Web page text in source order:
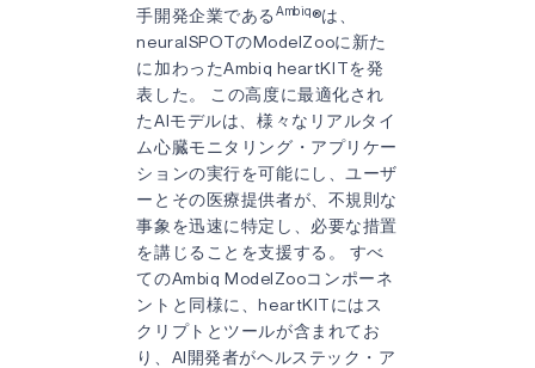
手開発企業である Ambiq®は、
neuralSPOTのModelZooに新た
に加わったAmbiq heartKITを発
表した。 この高度に最適化され
たAIモデルは、様々なリアルタイ
ム心臓モニタリング・アプリケー
ションの実行を可能にし、ユーザ
ーとその医療提供者が、不規則な
事象を迅速に特定し、必要な措置
を講じることを支援する。 すべ
てのAmbiq ModelZooコンポーネ
ントと同様に、heartKITにはス
クリプトとツールが含まれてお
り、AI開発者がヘルステック・ア